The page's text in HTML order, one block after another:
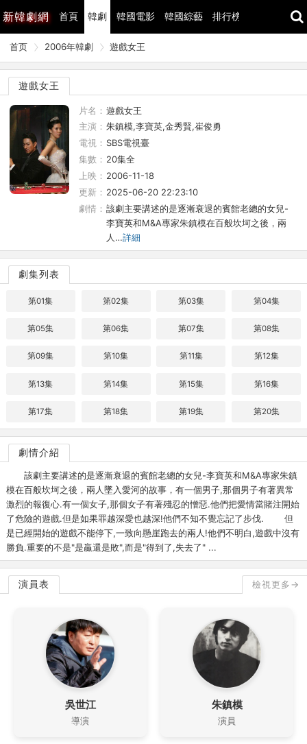
新韓劇網 首頁 韓劇 韓國電影 韓國綜藝 排行榜
首页 2006年韓劇 遊戲女王
遊戲女王
片名： 遊戲女王
主演： 朱鎮模,李寶英,金秀賢,崔俊勇
電視： SBS電視臺
集數： 20集全
上映： 2006-11-18
更新： 2025-06-20 22:23:10
劇情： 該劇主要講述的是逐漸衰退的賓館老總的女兒-
李寶英和M&A專家朱鎮模在百般坎坷之後，兩
人…詳細
劇集列表
第01集 第02集 第03集 第04集
第05集 第06集 第07集 第08集
第09集 第10集 第11集 第12集
第13集 第14集 第15集 第16集
第17集 第18集 第19集 第20集
劇情介紹
該劇主要講述的是逐漸衰退的賓館老總的女兒-李寶英和M&A專家朱鎮
模在百般坎坷之後，兩人墜入愛河的故事，有一個男子,那個男子有著異常
激烈的報復心.有一個女子,那個女子有著殘忍的憎惡.他們把愛情當賭注開始
了危險的遊戲.但是如果罪越深愛也越深!他們不知不覺忘記了步伐. 但
是已經開始的遊戲不能停下,一致向懸崖跑去的兩人!他們不明白,遊戲中沒有
勝負.重要的不是"是贏還是敗",而是"得到了,失去了" ...
演員表 檢視更多→
吳世江
導演
朱鎮模
演員